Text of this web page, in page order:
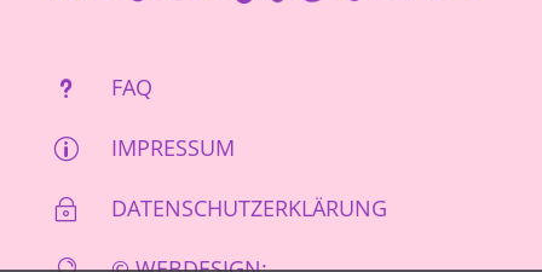
u FAQ
p IMPRESSUM
~ DATENSCHUTZERKLÄRUNG